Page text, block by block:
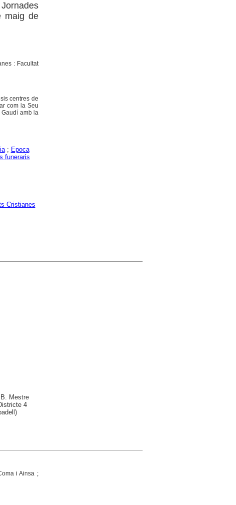
maig de
: Facultat
centres de
com la Seu
Gaudí amb la
; Epoca
funeraris
Cristianes
Mestre
4
i Ainsa ;